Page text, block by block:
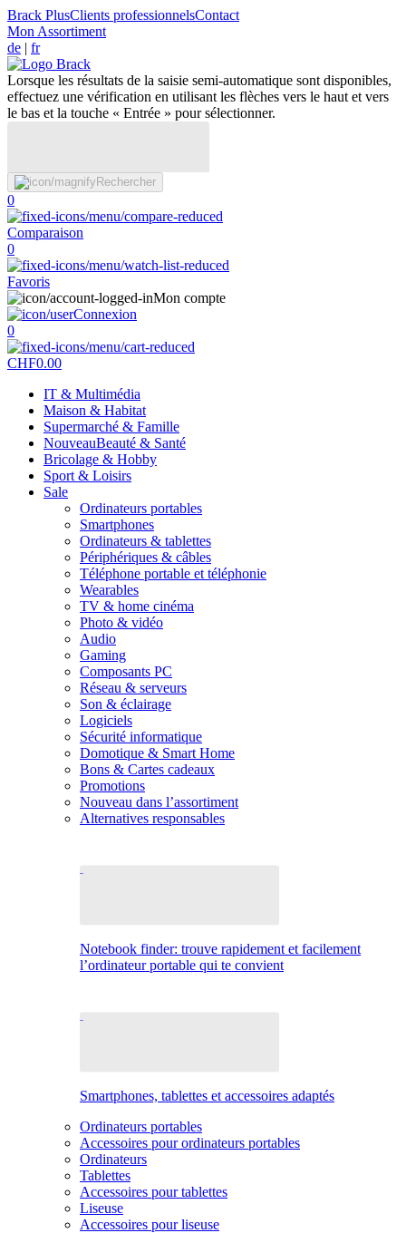
Brack PlusClients professionnelsContact
Mon Assortiment
de | fr
Lorsque les résultats de la saisie semi-automatique sont disponibles,
effectuez une vérification en utilisant les flèches vers le haut et vers
le bas et la touche « Entrée » pour sélectionner.
Rechercher
0
Comparaison
0
Favoris
Mon compte
Connexion
0
CHF0.00
IT & Multimédia
Maison & Habitat
Supermarché & Famille
NouveauBeauté & Santé
Bricolage & Hobby
Sport & Loisirs
Sale
Ordinateurs portables
Smartphones
Ordinateurs & tablettes
Périphériques & câbles
Téléphone portable et téléphonie
Wearables
TV & home cinéma
Photo & vidéo
Audio
Gaming
Composants PC
Réseau & serveurs
Son & éclairage
Logiciels
Sécurité informatique
Domotique & Smart Home
Bons & Cartes cadeaux
Promotions
Nouveau dans l’assortiment
Alternatives responsables
Notebook finder: trouve rapidement et facilement
l’ordinateur portable qui te convient
Smartphones, tablettes et accessoires adaptés
Ordinateurs portables
Accessoires pour ordinateurs portables
Ordinateurs
Tablettes
Accessoires pour tablettes
Liseuse
Accessoires pour liseuse